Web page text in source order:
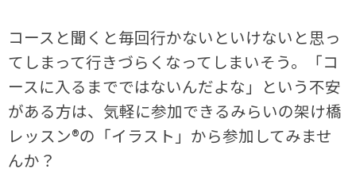
コースと聞くと毎回行かないといけないと思っ
てしまって行きづらくなってしまいそう。「コ
ースに入るまでではないんだよな」という不安
がある方は、気軽に参加できるみらいの架け橋
レッスン®の「イラスト」から参加してみませ
んか？